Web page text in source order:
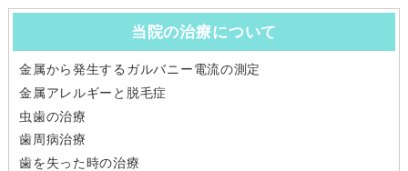
当院の治療について
金属から発生するガルバニー電流の測定
金属アレルギーと脱毛症
虫歯の治療
歯周病治療
歯を失った時の治療